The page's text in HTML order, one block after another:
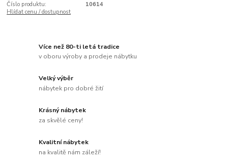
Číslo produktu:
10614
Hlídat cenu / dostupnost
Více než 80-ti letá tradice
v oboru výroby a prodeje nábytku
Velký výběr
nábytek pro dobré žití
Krásný nábytek
za skvělé ceny!
Kvalitní nábytek
na kvalitě nám záleží!